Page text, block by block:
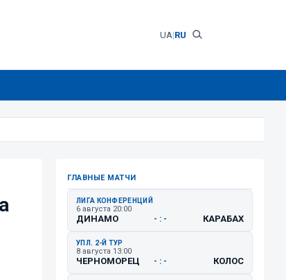
UA|RU
ГЛАВНЫЕ МАТЧИ
ЛИГА КОНФЕРЕНЦИЙ
6 августа 20:00
ДИНАМО - : - КАРАБАХ
УПЛ. 2-Й ТУР
8 августа 13:00
ЧЕРНОМОРЕЦ - : - КОЛОС